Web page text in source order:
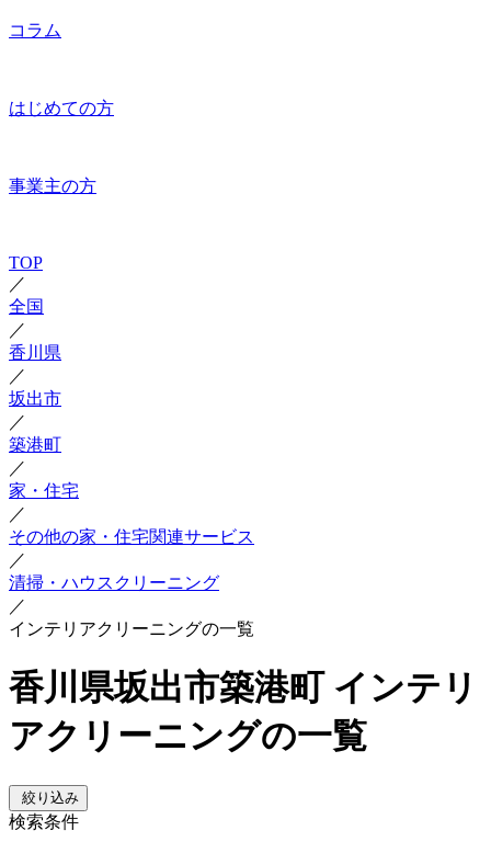
コラム
はじめての方
事業主の方
TOP
／
全国
／
香川県
／
坂出市
／
築港町
／
家・住宅
／
その他の家・住宅関連サービス
／
清掃・ハウスクリーニング
／
インテリアクリーニングの一覧
香川県坂出市築港町 インテリ
アクリーニングの一覧
絞り込み
検索条件